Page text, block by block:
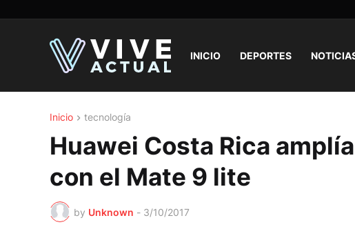
INICIO DEPORTES
Inicio tecnología
Huawei Costa Rica
con el Mate 9 lite
by Unknown - 3/10/2017